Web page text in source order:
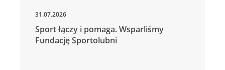
31.07.2026
Sport łączy i pomaga. Wsparliśmy
Fundację Sportolubni